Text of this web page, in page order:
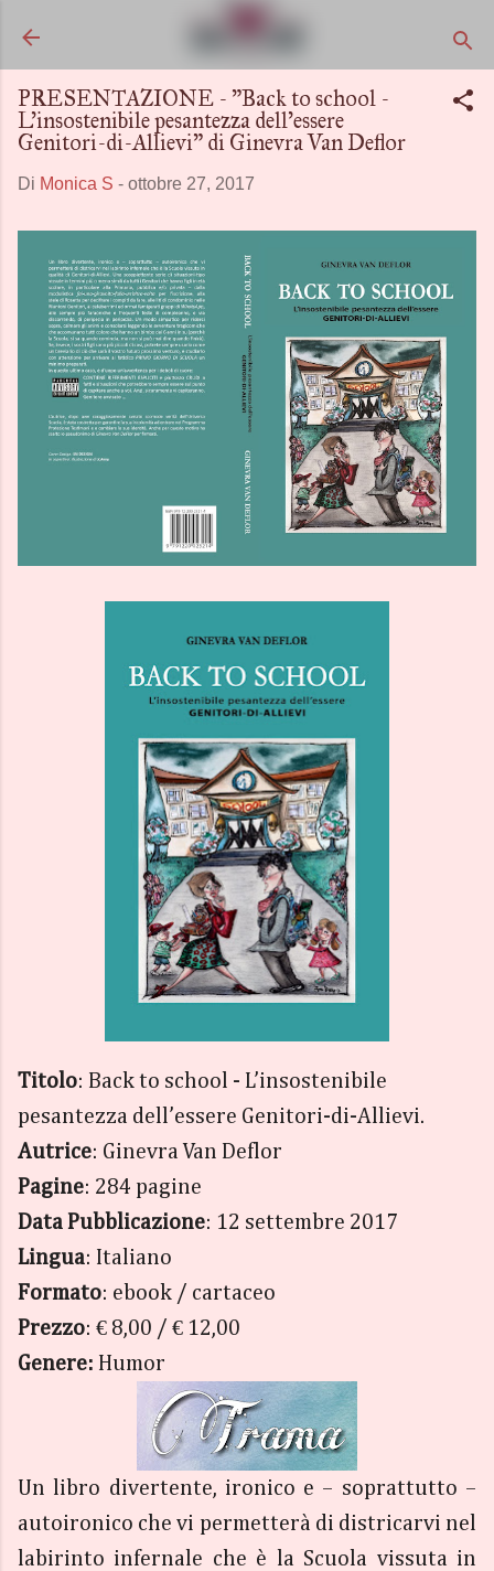
PRESENTAZIONE - "Back to school -
L’insostenibile pesantezza dell’essere
Genitori-di-Allievi" di Ginevra Van Deflor
Di Monica S - ottobre 27, 2017
Titolo: Back to school - L’insostenibile
pesantezza dell’essere Genitori-di-Allievi.
Autrice: Ginevra Van Deflor
Pagine: 284 pagine
Data Pubblicazione: 12 settembre 2017
Lingua: Italiano
Formato: ebook / cartaceo
Prezzo: € 8,00 / € 12,00
Genere: Humor
Un libro divertente, ironico e – soprattutto –
autoironico che vi permetterà di districarvi nel
labirinto infernale che è la Scuola vissuta in